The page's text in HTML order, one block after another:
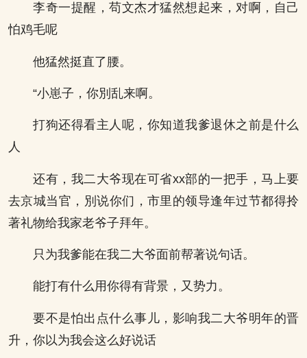
李奇一提醒，苟文杰才猛然想起来，对啊，自己
怕鸡毛呢
他猛然挺直了腰。
“小崽子，你別乱来啊。
打狗还得看主人呢，你知道我爹退休之前是什么
人
还有，我二大爷现在可省xx部的一把手，马上要
去京城当官，別说你们，市里的领导逢年过节都得拎
著礼物给我家老爷子拜年。
只为我爹能在我二大爷面前帮著说句话。
能打有什么用你得有背景，又势力。
要不是怕出点什么事儿，影响我二大爷明年的晋
升，你以为我会这么好说话